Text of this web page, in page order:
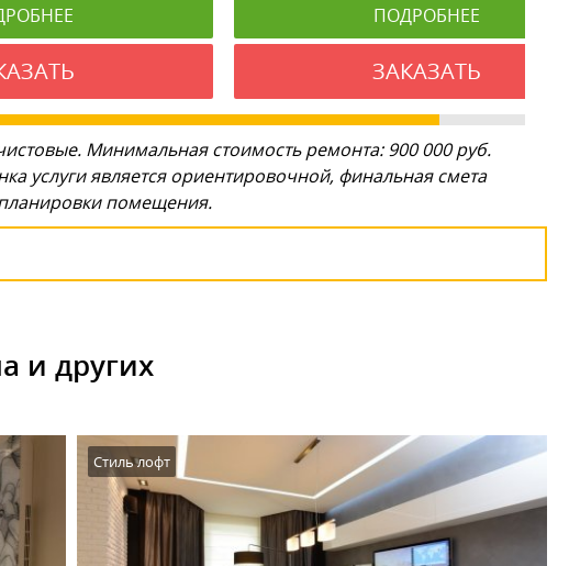
ПОДРОБНЕЕ
ЗАКАЗАТЬ
Минимальная стоимость ремонта: 900 000 руб.
услуги является ориентировочной, финальная смета
помещения.
и других
Стиль лофт